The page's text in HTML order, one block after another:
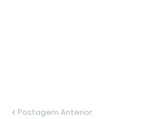
Postagem Anterior